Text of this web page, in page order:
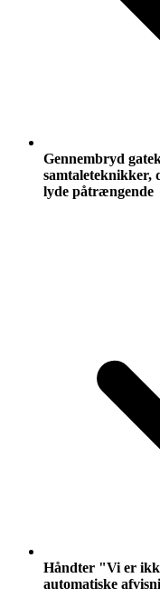
Gennembryd
samtaleteknikker,
lyde påtrængende
Håndter "Vi er
automatiske